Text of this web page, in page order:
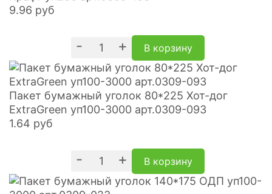
9.96 руб
- + В корзину
Пакет бумажный уголок 80*225 Хот-дог
ExtraGreen уп100-3000 арт.0309-093
1.64 руб
- + В корзину